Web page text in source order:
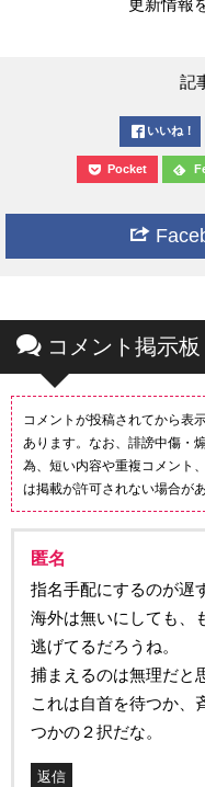
更新情報
記
いいね！
Pocket
コメント掲示板
コメントが投稿されてから表
あります。なお、誹謗中傷・
為、短い内容や重複コメント
は掲載が許可されない場合があ
匿名
指名手配にするのが遅
海外は無いにしても、
逃げてるだろうね。
捕まえるのは無理だと
これは自首を待つか、
つかの２択だな。
返信